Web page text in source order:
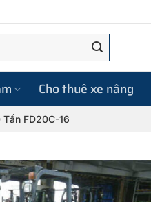
Cho thuê xe nâng
FD20C-16